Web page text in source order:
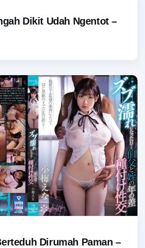
Dikit Udah Ngentot –
Dirumah Paman –